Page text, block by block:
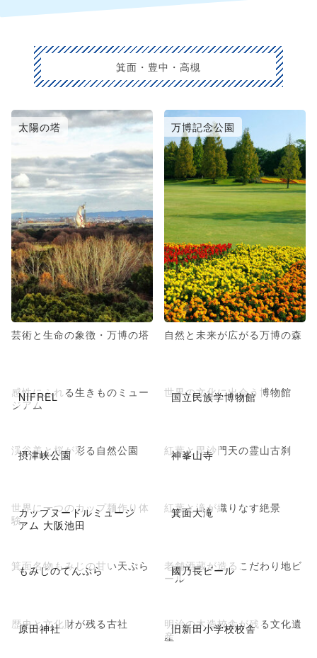
箕面・豊中・高槻
太陽の塔
芸術と生命の象徴・万博の塔
万博記念公園
自然と未来が広がる万博の森
NIFREL
感性にふれる生きものミュー
ジアム
国立民族学博物館
世界の文化に出会う博物館
摂津峡公園
渓谷美と桜が彩る自然公園 神峯山寺
紅葉と毘沙門天の霊山古刹
カップヌードルミュージ
アム 大阪池田
世界に一つのカップ麺作り体
験
箕面大滝
紅葉と滝が織りなす絶景
もみじのてんぷら
箕面名物もみじの甘い天ぷら 國乃長ビール
老舗酒蔵が造るこだわり地ビ
ール
原田神社
歴史と文化財が残る古社 旧新田小学校校舎
明治の木造校舎が残る文化遺
産